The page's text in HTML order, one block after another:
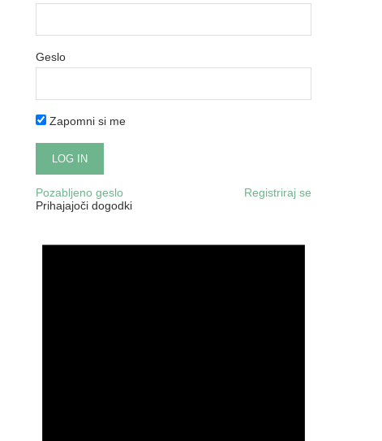
Geslo
Zapomni si me
Registriraj se
Pozabljeno geslo
Prihajajoči dogodki